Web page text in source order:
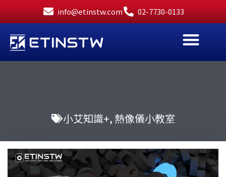
至
內
info@etinstw.com 02-7730-0133
小艾知識+, 熱像儀小教室